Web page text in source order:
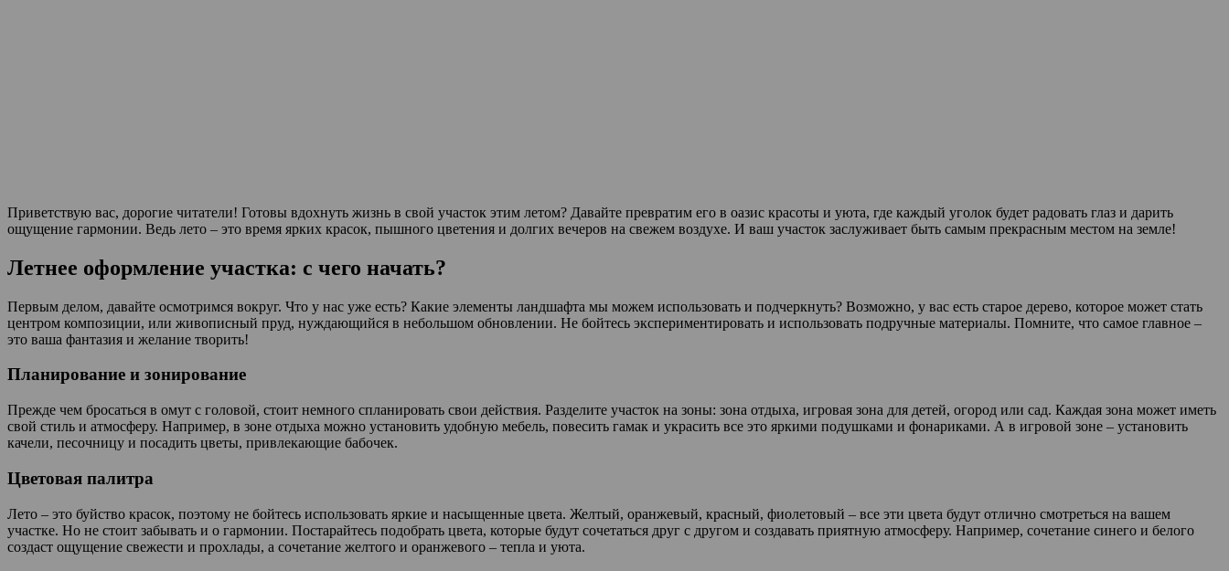
Приветствую вас, дорогие читатели! Готовы вдохнуть жизнь в свой участок этим летом? Давайте превратим его в оазис красоты и уюта, где каждый уголок будет радовать глаз и дарить
ощущение гармонии. Ведь лето – это время ярких красок, пышного цветения и долгих вечеров на свежем воздухе. И ваш участок заслуживает быть самым прекрасным местом на земле!
Летнее оформление участка: с чего начать?
Первым делом, давайте осмотримся вокруг. Что у нас уже есть? Какие элементы ландшафта мы можем использовать и подчеркнуть? Возможно, у вас есть старое дерево, которое может стать
центром композиции, или живописный пруд, нуждающийся в небольшом обновлении. Не бойтесь экспериментировать и использовать подручные материалы. Помните, что самое главное –
это ваша фантазия и желание творить!
Планирование и зонирование
Прежде чем бросаться в омут с головой, стоит немного спланировать свои действия. Разделите участок на зоны: зона отдыха, игровая зона для детей, огород или сад. Каждая зона может иметь
свой стиль и атмосферу. Например, в зоне отдыха можно установить удобную мебель, повесить гамак и украсить все это яркими подушками и фонариками. А в игровой зоне – установить
качели, песочницу и посадить цветы, привлекающие бабочек.
Цветовая палитра
Лето – это буйство красок, поэтому не бойтесь использовать яркие и насыщенные цвета. Желтый, оранжевый, красный, фиолетовый – все эти цвета будут отлично смотреться на вашем
участке. Но не стоит забывать и о гармонии. Постарайтесь подобрать цвета, которые будут сочетаться друг с другом и создавать приятную атмосферу. Например, сочетание синего и белого
создаст ощущение свежести и прохлады, а сочетание желтого и оранжевого – тепла и уюта.